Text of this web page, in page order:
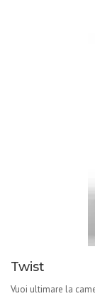
Twist
Vuoi ultimare la